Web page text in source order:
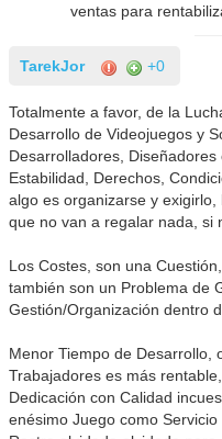
ventas para
TarekJor +0
Totalmente a favor, de la
Desarrollo de Videojuegos y
Desarrolladores,
Estabilidad, Derechos,
algo es organizarse y
que no van a regalar nada, si
Los Costes, son una
también son un Problema de
Gestión/Organización dentro
Menor Tiempo de Desarrollo,
Trabajadores es más
Dedicación con Calidad
enésimo Juego como